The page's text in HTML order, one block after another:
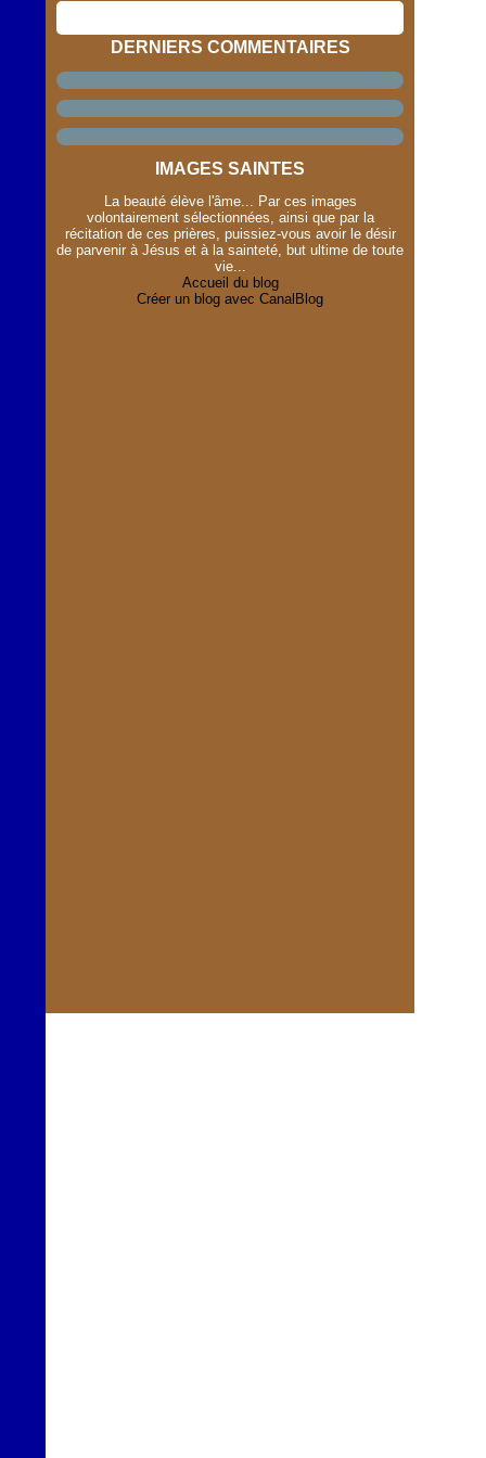
DERNIERS COMMENTAIRES
IMAGES SAINTES
La beauté élève l'âme... Par ces images
volontairement sélectionnées, ainsi que par la
récitation de ces prières, puissiez-vous avoir le désir
de parvenir à Jésus et à la sainteté, but ultime de toute
vie...
Accueil du blog
Créer un blog avec CanalBlog